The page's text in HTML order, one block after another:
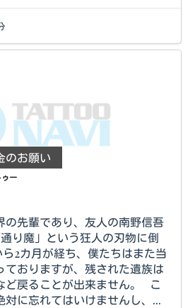
のお願い
ー
の先輩であり、友人の南野信吾
り魔」という狂人の刃物に倒
ておりますが、残された遺族は
戻ることが出来ません。 こ
対に忘れてはいけませんし、...